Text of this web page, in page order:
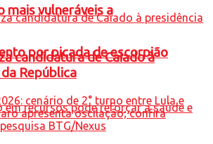
mais vulneráveis a
por picada de escorpião
candidatura de Caiado à
República